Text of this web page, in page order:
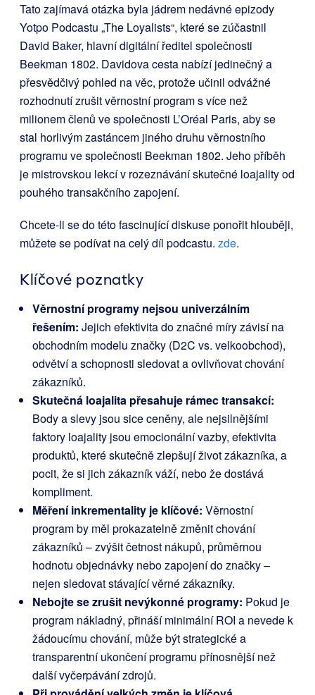
Tato zajímavá otázka byla jádrem nedávné epizody
Yotpo Podcastu „The Loyalists“, které se zúčastnil
David Baker, hlavní digitální ředitel společnosti
Beekman 1802. Davidova cesta nabízí jedinečný a
přesvědčivý pohled na věc, protože učinil odvážné
rozhodnutí zrušit věrnostní program s více než
milionem členů ve společnosti L’Oréal Paris, aby se
stal horlivým zastáncem jiného druhu věrnostního
programu ve společnosti Beekman 1802. Jeho příběh
je mistrovskou lekcí v rozeznávání skutečné loajality od
pouhého transakčního zapojení.
Chcete-li se do této fascinující diskuse ponořit hlouběji,
můžete se podívat na celý díl podcastu. zde.
Klíčové poznatky
Věrnostní programy nejsou univerzálním
řešením: Jejich efektivita do značné míry závisí na
obchodním modelu značky (D2C vs. velkoobchod),
odvětví a schopnosti sledovat a ovlivňovat chování
zákazníků.
Skutečná loajalita přesahuje rámec transakcí:
Body a slevy jsou sice ceněny, ale nejsilnějšími
faktory loajality jsou emocionální vazby, efektivita
produktů, které skutečně zlepšují život zákazníka, a
pocit, že si jich zákazník váží, nebo že dostává
kompliment.
Měření inkrementality je klíčové: Věrnostní
program by měl prokazatelně změnit chování
zákazníků – zvýšit četnost nákupů, průměrnou
hodnotu objednávky nebo zapojení do značky –
nejen sledovat stávající věrné zákazníky.
Nebojte se zrušit nevýkonné programy: Pokud je
program nákladný, přináší minimální ROI a nevede k
žádoucímu chování, může být strategické a
transparentní ukončení programu přínosnější než
další vyčerpávání zdrojů.